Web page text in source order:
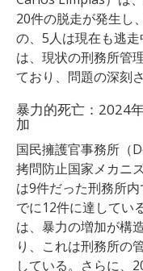
20件の脱走が発生し
の、5人は現在も逃
は、現状の刑務所管
ており、問題の深刻
暴力的死亡：2024
加
国民擁護官事務所（
拷問防止国家メカニ
は9件だった刑務所
でに12件に達してい
は、暴力の増加が構
り、これは刑務所の
している。さらに、